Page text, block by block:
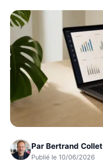
Par Bertrand Collet
Publié le 10/06/2026